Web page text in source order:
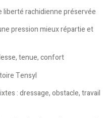
liberté rachidienne préservée
pression mieux répartie et
tenue, confort
Tensyl
: dressage, obstacle, travail